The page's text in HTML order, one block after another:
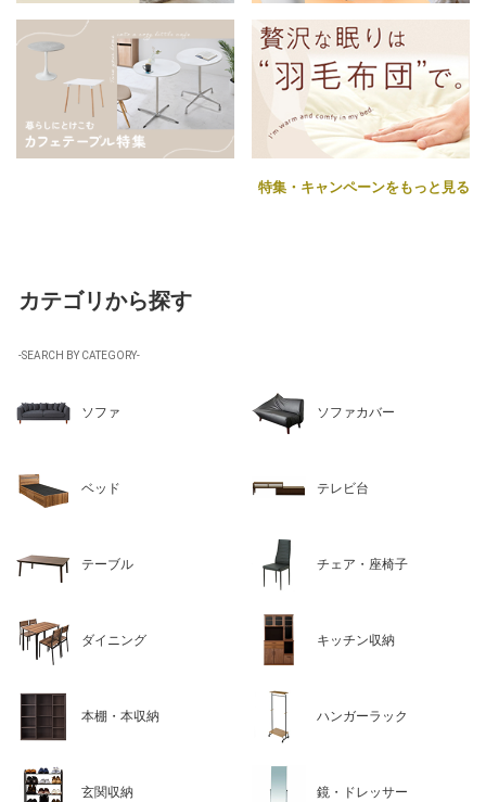
特集・キャンペーンをもっと見る
カテゴリから探す
-SEARCH BY CATEGORY-
ソファ ソファカバー
ベッド テレビ台
テーブル チェア・座椅子
ダイニング キッチン収納
本棚・本収納 ハンガーラック
玄関収納 鏡・ドレッサー